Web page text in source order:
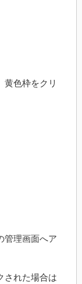
黄色枠をクリ
管理画面へア
された場合は